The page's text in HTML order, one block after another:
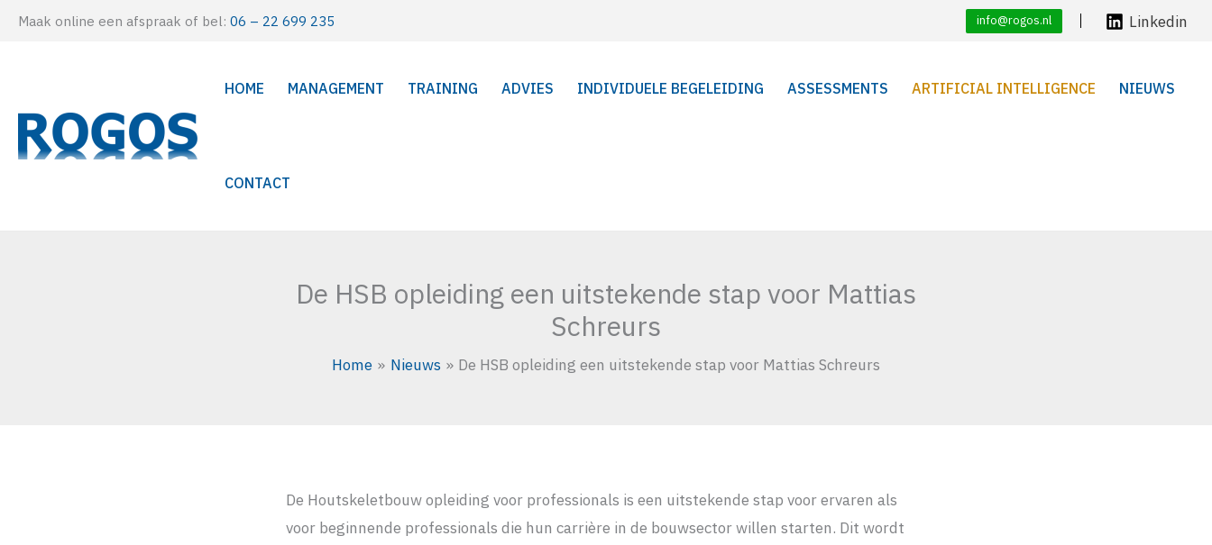
Maak online een afspraak of bel: 06 – 22 699 235 info@rogos.nl Linkedin
HOME MANAGEMENT TRAINING ADVIES INDIVIDUELE BEGELEIDING ASSESSMENTS ARTIFICIAL INTELLIGENCE NIEUWS
CONTACT
De HSB opleiding een uitstekende stap voor Mattias
Schreurs
Home Nieuws De HSB opleiding een uitstekende stap voor Mattias Schreurs
De Houtskeletbouw opleiding voor professionals is een uitstekende stap voor ervaren als
voor beginnende professionals die hun carrière in de bouwsector willen starten. Dit wordt